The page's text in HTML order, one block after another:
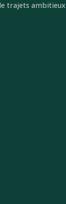
trajets ambitieux